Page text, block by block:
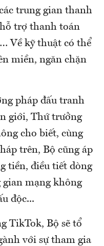
trung gian thanh
trợ thanh toán
Về kỹ thuật có thể
miền, ngăn chặn
pháp đấu tranh
giới, Thứ trưởng
cho biết, cùng
trên, Bộ cũng áp
tiền, điều tiết dòng
gian mạng không
độc...
TikTok, Bộ sẽ tổ
với sự tham gia